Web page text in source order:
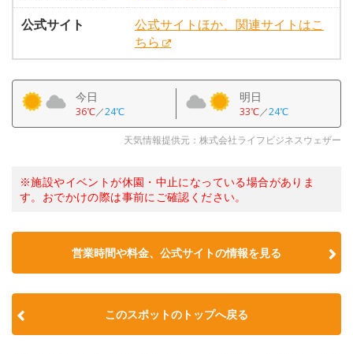
公式サイト
公式サイトほか、関連サイトはこ
ちら
今日
36℃／24℃
明日
33℃／24℃
天気情報提供元：株式会社ライフビジネスウェザー
※施設やイベントが休園・中止になっている場合がありま
す。おでかけの際は事前にご確認ください。
営業時間や料金、公式サイトの情報を見る
このスポットのトップへ戻る